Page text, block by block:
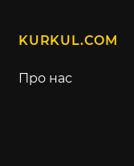
KURKUL.COM
Про нас